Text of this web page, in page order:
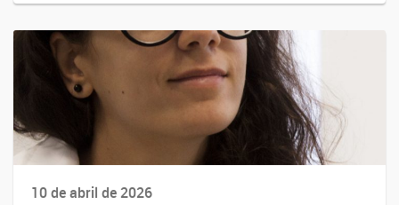
10 de abril de 2026